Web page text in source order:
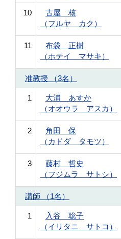
10
古屋 核
（フルヤ カク）
11
布袋 正樹
（ホテイ マサキ）
准教授 （3名）
1
大浦 あすか
（オオウラ アスカ）
2
角田 保
（カドダ タモツ）
3
藤村 哲史
（フジムラ サトシ）
講師 （1名）
1
入谷 聡子
（イリタニ サトコ）